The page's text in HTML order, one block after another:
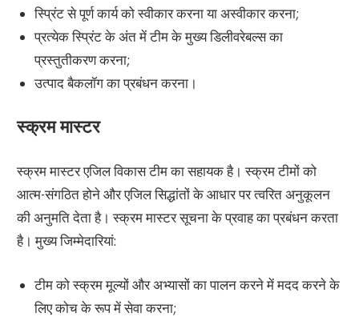
स्प्रिंट से पूर्ण कार्य को स्वीकार करना या अस्वीकार करना;
प्रत्येक स्प्रिंट के अंत में टीम के मुख्य डिलीवरेबल्स का
प्रस्तुतीकरण करना;
उत्पाद बैकलॉग का प्रबंधन करना।
स्क्रम मास्टर
स्क्रम मास्टर एजिल विकास टीम का सहायक है। स्क्रम टीमों को
आत्म-संगठित होने और एजिल सिद्धांतों के आधार पर त्वरित अनुकूलन
की अनुमति देता है। स्क्रम मास्टर सूचना के प्रवाह का प्रबंधन करता
है। मुख्य जिम्मेदारियां:
टीम को स्क्रम मूल्यों और अभ्यासों का पालन करने में मदद करने के
लिए कोच के रूप में सेवा करना;